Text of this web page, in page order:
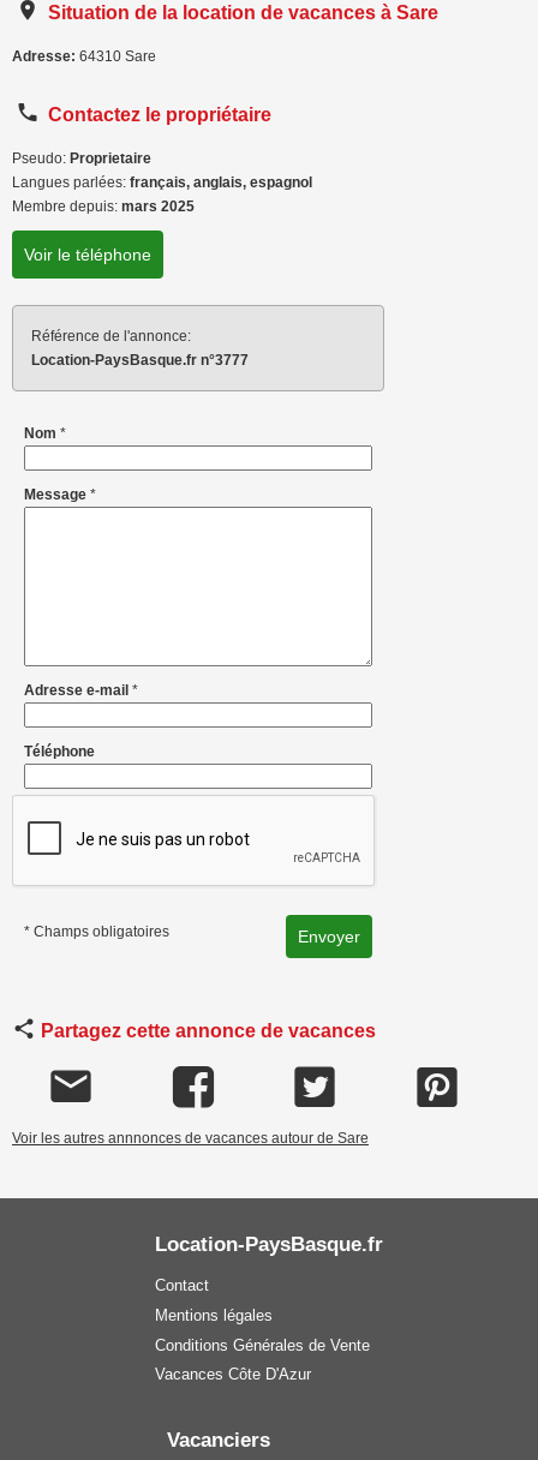
Situation de la location de vacances à Sare
Adresse: 64310 Sare
Contactez le propriétaire
Pseudo: Proprietaire
Langues parlées: français, anglais, espagnol
Membre depuis: mars 2025
Voir le téléphone
Référence de l'annonce:
Location-PaysBasque.fr n°3777
Nom *
Message *
Adresse e-mail *
Téléphone
* Champs obligatoires
Partagez cette annonce de vacances
Voir les autres annnonces de vacances autour de Sare
Location-PaysBasque.fr
Contact
Mentions légales
Conditions Générales de Vente
Vacances Côte D'Azur
Vacanciers